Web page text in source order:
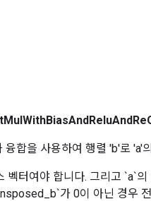
합을 사용하여 행렬 'b'로 'a'
벡터여야 합니다. 그리고 `a`
가 0이 아닌 경우